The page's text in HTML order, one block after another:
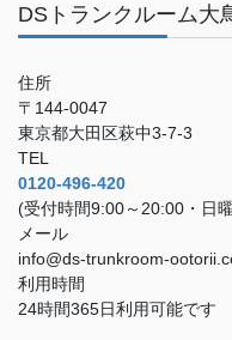
DSトランクルーム大
住所
〒144-0047
東京都大田区萩中3-7-3
TEL
0120-496-420
(受付時間9:00～20:00・日
メール
info@ds-trunkroom-
利用時間
24時間365日利用可能です